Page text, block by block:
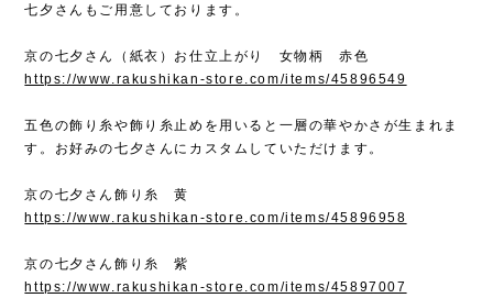
七夕さんもご用意しております。
京の七夕さん（紙衣）お仕立上がり 女物柄 赤色
https://www.rakushikan-store.com/items/45896549
五色の飾り糸や飾り糸止めを用いると一層の華やかさが生まれま
す。お好みの七夕さんにカスタムしていただけます。
京の七夕さん飾り糸 黄
https://www.rakushikan-store.com/items/45896958
京の七夕さん飾り糸 紫
https://www.rakushikan-store.com/items/45897007